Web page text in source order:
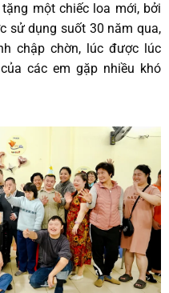
tặng một chiếc loa mới, bởi
sử dụng suốt 30 năm qua,
chập chờn, lúc được lúc
các em gặp nhiều khó